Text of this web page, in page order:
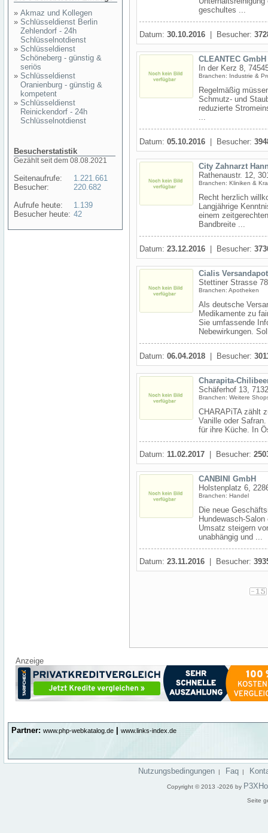
» Akmaz und Kollegen
» Schlüsseldienst Berlin
Zehlendorf - 24h
Schlüsselnotdienst
» Schlüsseldienst
Schöneberg - günstig &
seriös
» Schlüsseldienst
Oranienburg - günstig &
kompetent
» Schlüsseldienst
Reinickendorf - 24h
Schlüsselnotdienst
Besucherstatistik
Gezählt seit dem 08.08.2021
Seitenaufrufe:
Besucher:
Aufrufe heute:
Besucher heute:
1.221.661
220.682
1.139
42
geschultes ...
Datum: 30.10.2016 | Besucher:
CLEANTEC
In der Kerz 8,
Branchen: Industrie &
Regelmäßig
Schmutz- und
reduzierte
...
Datum: 05.10.2016 | Besucher:
City Zahnarzt
Rathenaustr. 12,
Branchen: Kliniken &
Recht herzlich
Langjährige
einem
Bandbreite ...
Datum: 23.12.2016 | Besucher:
Cialis
Stettiner Strasse
Branchen: Apotheken
Als deutsche
Medikamente zu
Sie umfassende
Nebewirkungen.
Datum: 06.04.2018 | Besucher:
Charapita-
Schäferhof 13,
Branchen: Weitere
CHARAPiTA zählt
Vanille oder
für ihre Küche. In
Datum: 11.02.2017 | Besucher:
CANBINI GmbH
Holstenplatz 6,
Branchen: Handel
Die neue
Hundewasch-
Umsatz steigern
unabhängig und ...
Datum: 23.11.2016 | Besucher:
Anzeige
Partner: www.php-webkatalog.de www.links-index.de
Nutzungsbedingungen | Faq |
Copyright © 2013 -2026 by
Seite